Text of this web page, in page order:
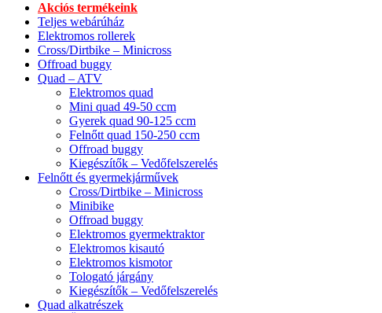
Akciós termékeink
Teljes webárúház
Elektromos rollerek
Cross/Dirtbike – Minicross
Offroad buggy
Quad – ATV
Elektromos quad
Mini quad 49-50 ccm
Gyerek quad 90-125 ccm
Felnőtt quad 150-250 ccm
Offroad buggy
Kiegészítők – Vedőfelszerelés
Felnőtt és gyermekjárművek
Cross/Dirtbike – Minicross
Minibike
Offroad buggy
Elektromos gyermektraktor
Elektromos kisautó
Elektromos kismotor
Tologató járgány
Kiegészítők – Vedőfelszerelés
Quad alkatrészek